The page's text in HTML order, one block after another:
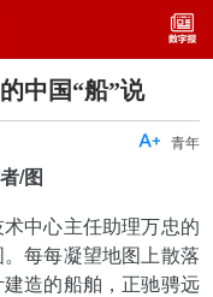
中国“船”说
青年

/图
中心主任助理万忠的
每每凝望地图上散落
造的船舶，正驰骋远